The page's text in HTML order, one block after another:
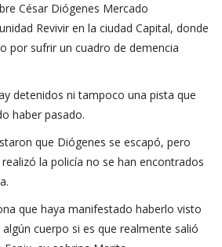
César Diógenes Mercado
Revivir en la ciudad Capital, donde
por sufrir un cuadro de demencia
detenidos ni tampoco una pista que
haber pasado.
que Diógenes se escapó, pero
la policía no se han encontrados
que haya manifestado haberlo visto
cuerpo si es que realmente salió